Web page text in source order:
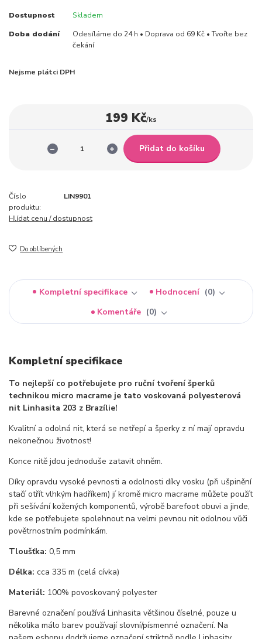
Dostupnost Skladem
Doba dodání
Odesíláme do 24 h • Doprava od 69 Kč • Tvořte bez
čekání
Nejsme plátci DPH
199 Kč/ks
Přidat do košíku
Číslo
produktu:
LIN9901
Hlídat cenu / dostupnost
Do oblíbených
Kompletní specifikace Hodnocení
0
Komentáře
0
Kompletní specifikace
To nejlepší co potřebujete pro ruční tvoření šperků
technikou micro macrame je tato voskovaná polyesterová
nit Linhasita 203 z Brazílie!
Kvalitní a odolná nit, která se netřepí a šperky z ní mají opravdu
nekonečnou životnost!
Konce nitě jdou jednoduše zatavit ohněm.
Díky opravdu vysoké pevnosti a odolnosti díky vosku (při ušpinění
stačí otřít vlhkým hadříkem) jí kromě micro macrame můžete použít
při sešívání kožených komponentů, výrobě barefoot obuvi a jinde,
kde se potřebujete spolehnout na velmi pevnou nit odolnou vůči
povětrnostním podmínkám.
Tloušťka: 0,5 mm
Délka: cca 335 m (celá cívka)
Materiál: 100% povoskovaný polyester
Barevné označení používá Linhasita většinou číselné, pouze u
několika málo barev používají slovní/písmenné označení. Na